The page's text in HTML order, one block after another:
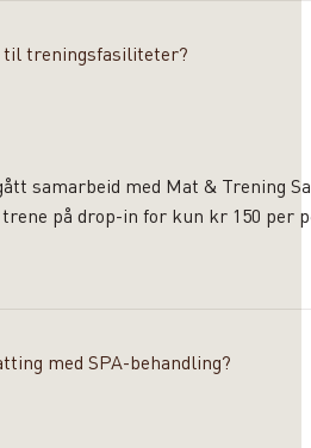
treningsfasiliteter?
samarbeid med Mat & Trening
trene på drop-in for kun kr 150
med SPA-behandling?